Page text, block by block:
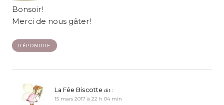
Bonsoir!
Merci de nous gâter!
RÉPONDRE
La Fée Biscotte dit :
15 mars 2017 à 22 h 04 min